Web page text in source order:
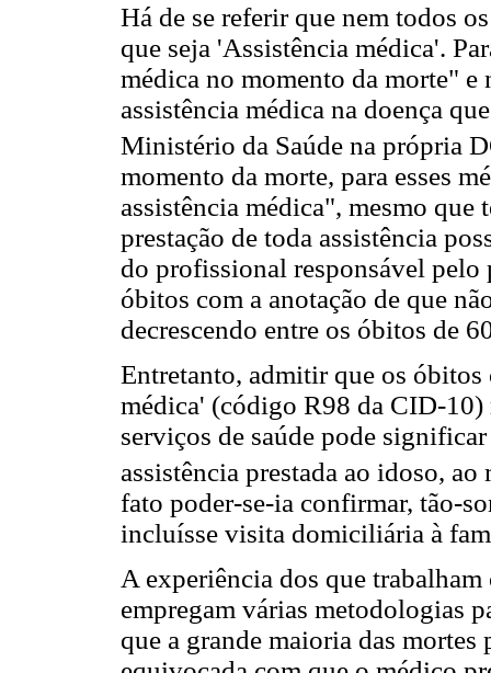
Há de se referir que nem todos
que seja 'Assistência médica'.
médica no momento da morte" e
assistência médica na doença
Ministério da Saúde na própria
momento da morte, para esses
assistência médica", mesmo
prestação de toda assistência
do profissional responsável pelo
óbitos com a anotação de que
decrescendo entre os óbitos de
Entretanto, admitir que os óbitos
médica' (código R98 da CID-10)
serviços de saúde pode
assistência prestada ao idoso,
fato poder-se-ia confirmar, tão-
incluísse visita domiciliária à
A experiência dos que
empregam várias metodologias
que a grande maioria das mortes